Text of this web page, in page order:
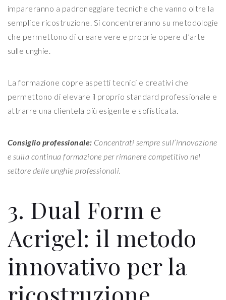
impareranno a padroneggiare tecniche che vanno oltre la
semplice ricostruzione. Si concentreranno su metodologie
che permettono di creare vere e proprie opere d’arte
sulle unghie.
La formazione copre aspetti tecnici e creativi che
permettono di elevare il proprio standard professionale e
attrarre una clientela più esigente e sofisticata.
Consiglio professionale: Concentrati sempre sull’innovazione
e sulla continua formazione per rimanere competitivo nel
settore delle unghie professionali.
3. Dual Form e
Acrigel: il metodo
innovativo per la